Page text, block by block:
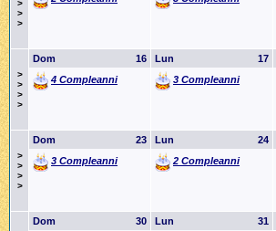
>
>
>
>
>
>
>
16
Dom
4 Compleanni
17
Lun
3 Compleanni
>
>
>
>
23
Dom
3 Compleanni
24
Lun
2 Compleanni
30
Dom
31
Lun